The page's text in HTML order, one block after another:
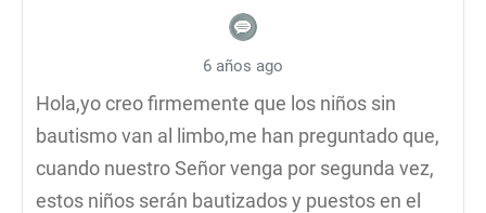
6 años ago
Hola,yo creo firmemente que los niños sin
bautismo van al limbo,me han preguntado que,
cuando nuestro Señor venga por segunda vez,
estos niños serán bautizados y puestos en el